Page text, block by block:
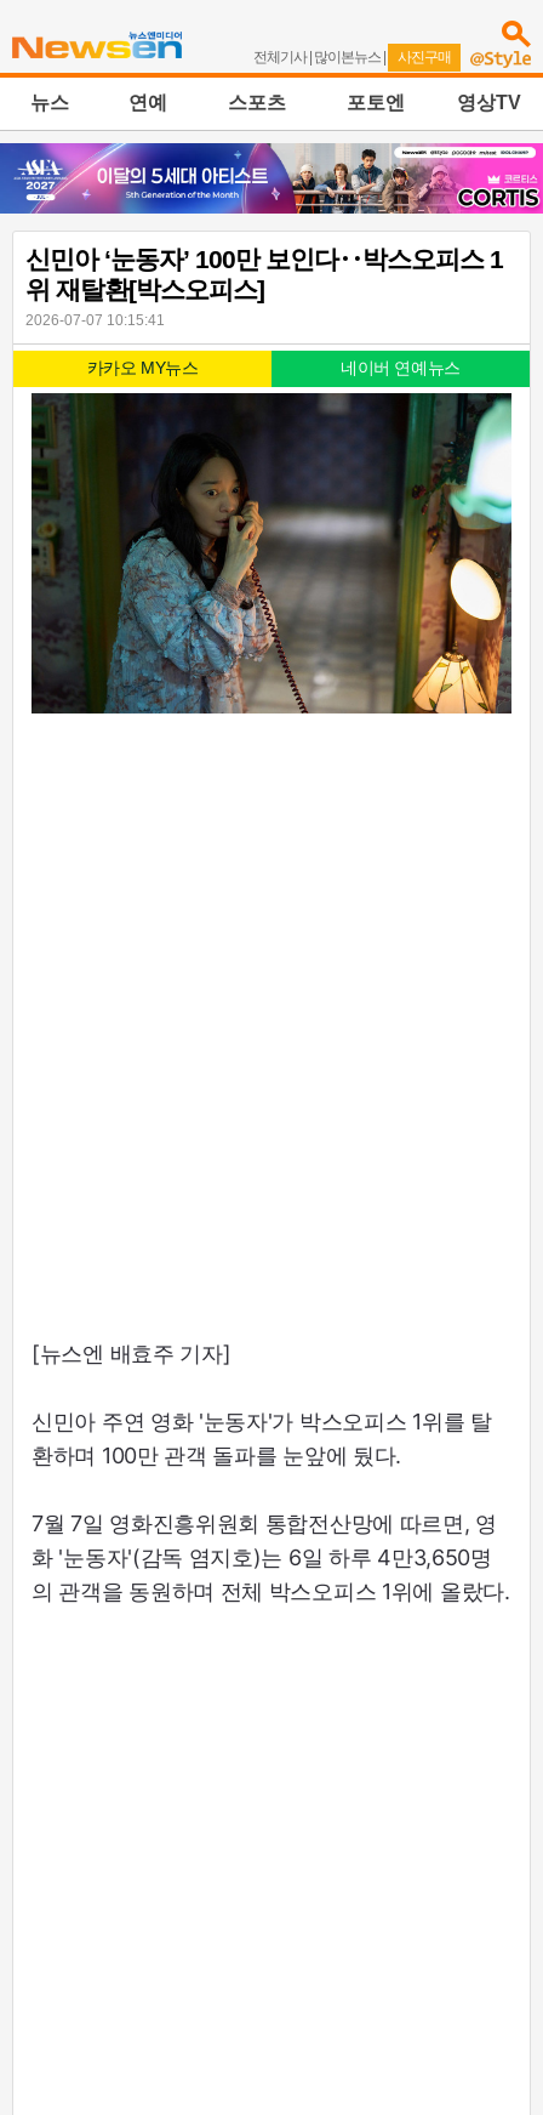
전체기사| 많이본뉴스 | 사진구매
뉴스 연예 스포츠 포토엔 영상TV
신민아 ‘눈동자’ 100만 보인다‥박스오피스 1
위 재탈환[박스오피스]
2026-07-07 10:15:41
카카오 MY뉴스 네이버 연예뉴스
[뉴스엔 배효주 기자]
신민아 주연 영화 '눈동자'가 박스오피스 1위를 탈
환하며 100만 관객 돌파를 눈앞에 뒀다.
7월 7일 영화진흥위원회 통합전산망에 따르면, 영
화 '눈동자'(감독 염지호)는 6일 하루 4만3,650명
의 관객을 동원하며 전체 박스오피스 1위에 올랐다.